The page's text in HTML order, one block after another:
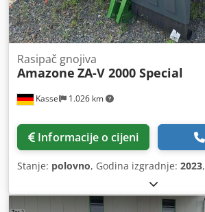
Kassel 1.026 km
Rasipač gnojiva
Amazone ZA-V 2000 Special
Informacije o cijeni
Stanje: polovno, Godina izgradnje: 2023,